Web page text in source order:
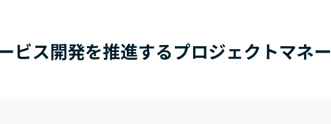
ビス開発を推進するプロジェクトマネー